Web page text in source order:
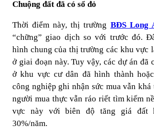
Chuộng đất đã có sổ đỏ
Thời điểm này, thị trường BĐS Long
“chững” giao dịch so với trước đó.
hình chung của thị trường các khu vực
ở giai đoạn này. Tuy vậy, các dự án đã
ở khu vực cư dân đã hình thành
công nghiệp ghi nhận sức mua vẫn
người mua thực vẫn ráo riết tìm kiếm
vực này với biên độ tăng giá đất
30%/năm.